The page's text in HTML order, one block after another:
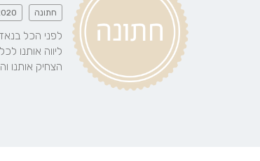
חתונה
הצחיק אותנו